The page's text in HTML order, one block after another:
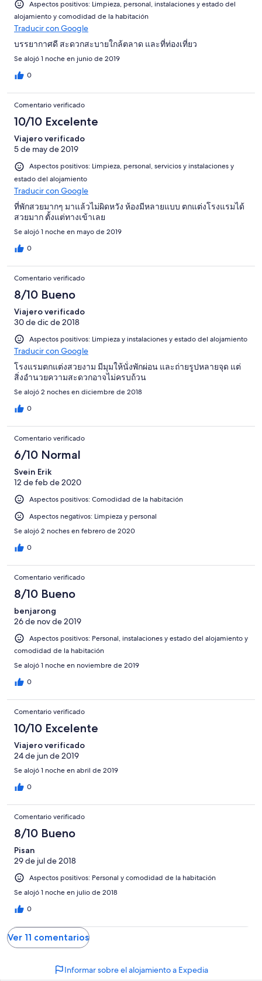
Aspectos positivos: Limpieza, personal, instalaciones y estado del
alojamiento y comodidad de la habitación
Traducir con Google
บรรยากาศดี สะดวกสะบายใกล้ตลาด และที่ท่องเที่ยว
Se alojó 1 noche en junio de 2019
0
Comentario verificado
10/10 Excelente
Viajero verificado
5 de may de 2019
Aspectos positivos: Limpieza, personal, servicios y instalaciones y
estado del alojamiento
Traducir con Google
ที่พักสวยมากๆ มาแล้วไม่ผิดหวัง ห้องมีหลายแบบ ตกแต่งโรงแรมได้
สวยมาก ตั้งแต่ทางเข้าเลย
Se alojó 1 noche en mayo de 2019
0
Comentario verificado
8/10 Bueno
Viajero verificado
30 de dic de 2018
Aspectos positivos: Limpieza y instalaciones y estado del alojamiento
Traducir con Google
โรงแรมตกแต่งสวยงาม มีมุมให้นั่งพักผ่อน และถ่ายรูปหลายจุด แต่
สิ่งอำนวยความสะดวกอาจไม่ครบถ้วน
Se alojó 2 noches en diciembre de 2018
0
Comentario verificado
6/10 Normal
Svein Erik
12 de feb de 2020
Aspectos positivos: Comodidad de la habitación
Aspectos negativos: Limpieza y personal
Se alojó 2 noches en febrero de 2020
0
Comentario verificado
8/10 Bueno
benjarong
26 de nov de 2019
Aspectos positivos: Personal, instalaciones y estado del alojamiento y
comodidad de la habitación
Se alojó 1 noche en noviembre de 2019
0
Comentario verificado
10/10 Excelente
Viajero verificado
24 de jun de 2019
Se alojó 1 noche en abril de 2019
0
Comentario verificado
8/10 Bueno
Pisan
29 de jul de 2018
Aspectos positivos: Personal y comodidad de la habitación
Se alojó 1 noche en julio de 2018
0
Ver 11 comentarios
Informar sobre el alojamiento a Expedia